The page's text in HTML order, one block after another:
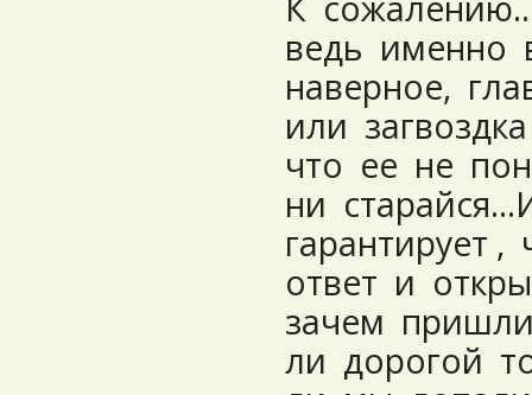
ведь именно
наверное,
или
что ее не
ни
гарантирует
ответ и
зачем
ли дорогой